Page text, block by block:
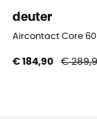
deuter
Aircontact Core
€ 184,90 €